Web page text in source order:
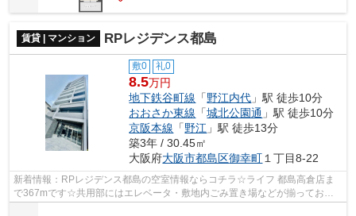
賃貸 | マンション RPレジデンス都島
敷0 礼0
8.5万円
地下鉄谷町線 「野江内代 」駅 徒歩10分
おおさか東線 「城北公園通 」駅 徒歩10分
京阪本線 「野江 」駅 徒歩13分
築3年 / 30.45㎡
大阪府大阪市都島区御幸町 １丁目8-22
新着情報：RPレジデンス都島の空室情報ならコチラ☆ライフ 都島高倉店ま
で367mです☆共用部にはエレベータ・敷地内ごみ置き場などが揃ってお
り、とても充実しています☆地上10階建ての物...